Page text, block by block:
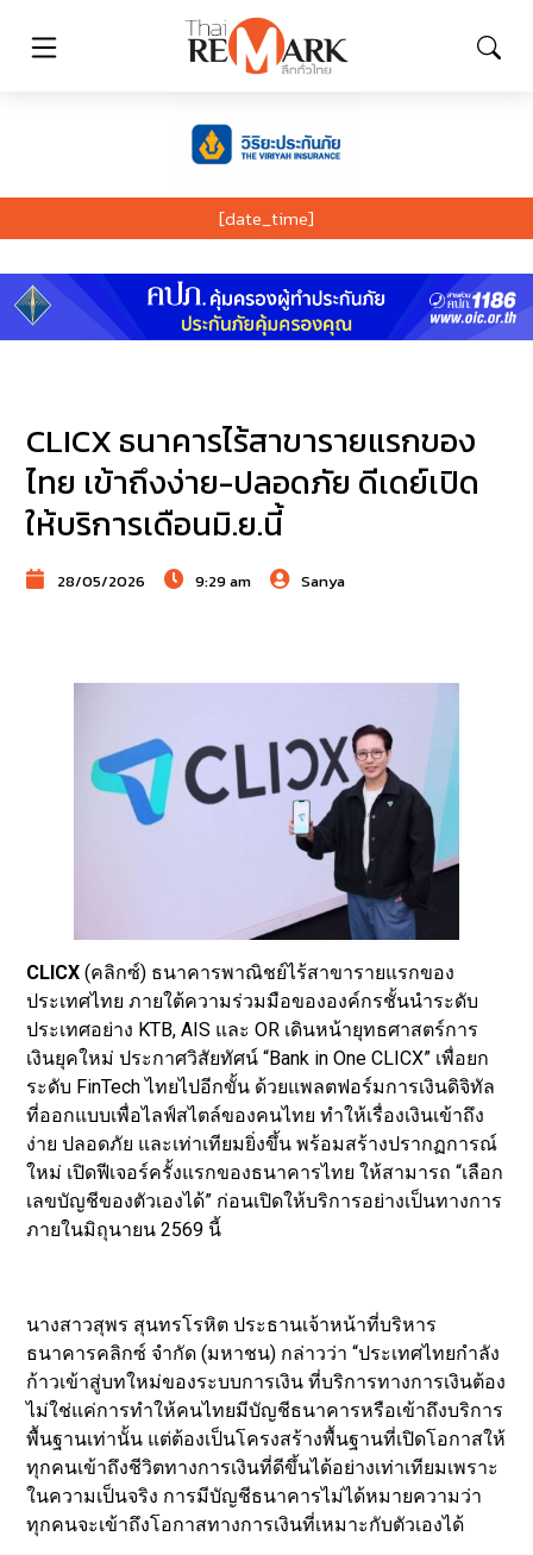
[date_time]
CLICX ธนาคารไร้สาขารายแรกของ
ไทย เข้าถึงง่าย-ปลอดภัย ดีเดย์เปิด
ให้บริการเดือนมิ.ย.นี้
28/05/2026 9:29 am Sanya
CLICX (คลิกซ์) ธนาคารพาณิชย์ไร้สาขารายแรกของ
ประเทศไทย ภายใต้ความร่วมมือขององค์กรชั้นนำระดับ
ประเทศอย่าง KTB, AIS และ OR เดินหน้ายุทธศาสตร์การ
เงินยุคใหม่ ประกาศวิสัยทัศน์ “Bank in One CLICX” เพื่อยก
ระดับ FinTech ไทยไปอีกขั้น ด้วยแพลตฟอร์มการเงินดิจิทัล
ที่ออกแบบเพื่อไลฟ์สไตล์ของคนไทย ทำให้เรื่องเงินเข้าถึง
ง่าย ปลอดภัย และเท่าเทียมยิ่งขึ้น พร้อมสร้างปรากฏการณ์
ใหม่ เปิดฟีเจอร์ครั้งแรกของธนาคารไทย ให้สามารถ “เลือก
เลขบัญชีของตัวเองได้” ก่อนเปิดให้บริการอย่างเป็นทางการ
ภายในมิถุนายน 2569 นี้
นางสาวสุพร สุนทรโรหิต ประธานเจ้าหน้าที่บริหาร
ธนาคารคลิกซ์ จำกัด (มหาชน) กล่าวว่า “ประเทศไทยกำลัง
ก้าวเข้าสู่บทใหม่ของระบบการเงิน ที่บริการทางการเงินต้อง
ไม่ใช่แค่การทำให้คนไทยมีบัญชีธนาคารหรือเข้าถึงบริการ
พื้นฐานเท่านั้น แต่ต้องเป็นโครงสร้างพื้นฐานที่เปิดโอกาสให้
ทุกคนเข้าถึงชีวิตทางการเงินที่ดีขึ้นได้อย่างเท่าเทียมเพราะ
ในความเป็นจริง การมีบัญชีธนาคารไม่ได้หมายความว่า
ทุกคนจะเข้าถึงโอกาสทางการเงินที่เหมาะกับตัวเองได้